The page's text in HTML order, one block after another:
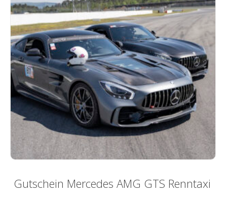
werden
Gutschein Mercedes AMG GTS Renntaxi